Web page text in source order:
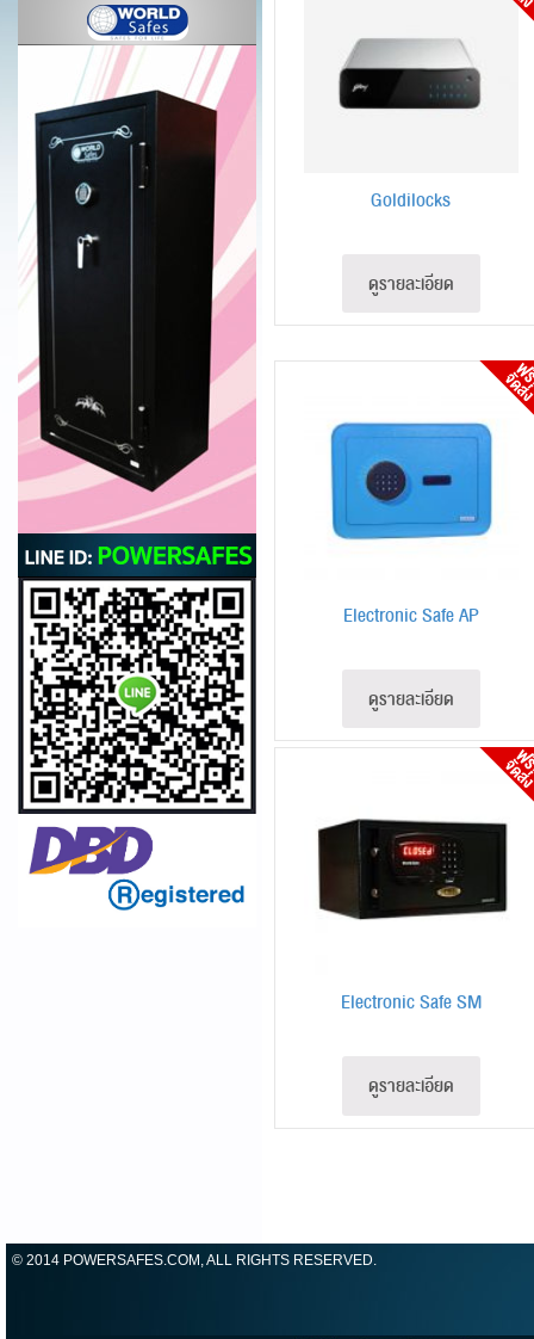
Goldilocks
ดูรายละเอียด
Electronic Safe AP
ดูรายละเอียด
Electronic Safe SM
ดูรายละเอียด
© 2014 POWERSAFES.COM, ALL RIGHTS RESERVED.